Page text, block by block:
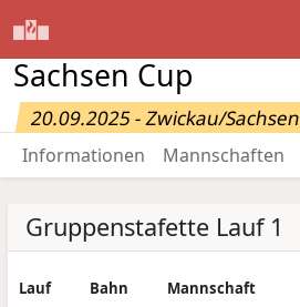
Sachsen Cup
20.09.2025 - Zwickau/Sachsen
Informationen Mannschaften
Gruppenstafette Lauf 1
Lauf Bahn Mannschaft